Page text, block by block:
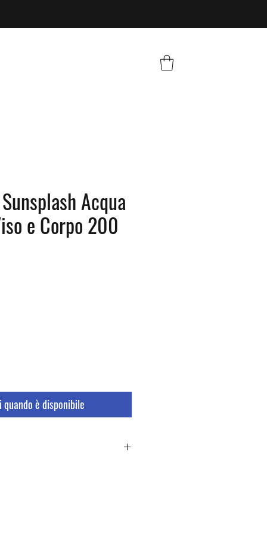
Acqua
e Corpo 200
quando è disponibile